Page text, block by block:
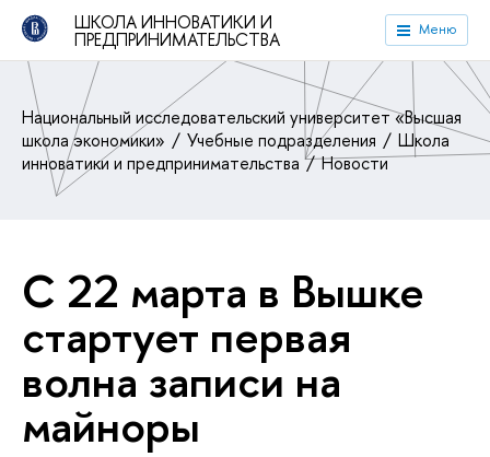
ШКОЛА ИННОВАТИКИ И
ПРЕДПРИНИМАТЕЛЬСТВА Меню
Национальный исследовательский университет «Высшая
школа экономики»
Учебные подразделения
Школа
инноватики и предпринимательства
Новости
С 22 марта в Вышке
стартует первая
волна записи на
майноры